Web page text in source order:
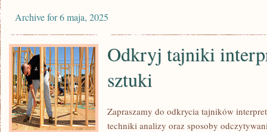
Archive for 6 maja, 2025
Odkryj tajniki
sztuki
Zapraszamy do odkrycia tajników
techniki analizy oraz sposoby